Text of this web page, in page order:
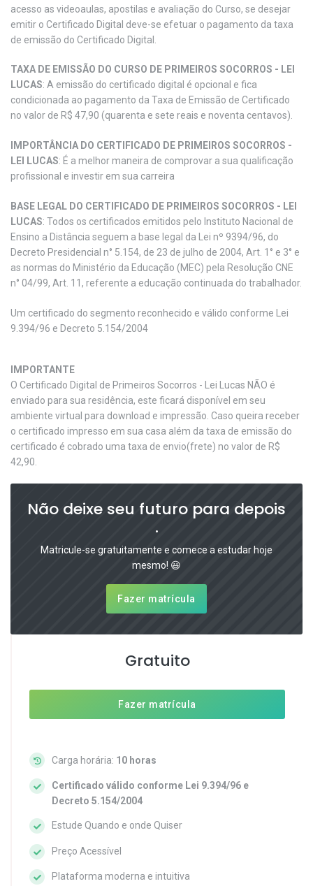
acesso as videoaulas, apostilas e avaliação do Curso, se desejar
emitir o Certificado Digital deve-se efetuar o pagamento da taxa
de emissão do Certificado Digital.
TAXA DE EMISSÃO DO CURSO DE PRIMEIROS SOCORROS - LEI
LUCAS: A emissão do certificado digital é opcional e fica
condicionada ao pagamento da Taxa de Emissão de Certificado
no valor de R$ 47,90 (quarenta e sete reais e noventa centavos).
IMPORTÂNCIA DO CERTIFICADO DE PRIMEIROS SOCORROS -
LEI LUCAS: É a melhor maneira de comprovar a sua qualificação
profissional e investir em sua carreira
BASE LEGAL DO CERTIFICADO DE PRIMEIROS SOCORROS - LEI
LUCAS: Todos os certificados emitidos pelo Instituto Nacional de
Ensino a Distância seguem a base legal da Lei nº 9394/96, do
Decreto Presidencial n° 5.154, de 23 de julho de 2004, Art. 1° e 3° e
as normas do Ministério da Educação (MEC) pela Resolução CNE
n° 04/99, Art. 11, referente a educação continuada do trabalhador.
Um certificado do segmento reconhecido e válido conforme Lei
9.394/96 e Decreto 5.154/2004
IMPORTANTE
O Certificado Digital de Primeiros Socorros - Lei Lucas NÃO é
enviado para sua residência, este ficará disponível em seu
ambiente virtual para download e impressão. Caso queira receber
o certificado impresso em sua casa além da taxa de emissão do
certificado é cobrado uma taxa de envio(frete) no valor de R$
42,90.
Não deixe seu futuro para depois
.
Matricule-se gratuitamente e comece a estudar hoje
mesmo! 😃
Fazer matrícula
Gratuito
Fazer matrícula
Carga horária: 10 horas
Certificado válido conforme Lei 9.394/96 e
Decreto 5.154/2004
Estude Quando e onde Quiser
Preço Acessível
Plataforma moderna e intuitiva